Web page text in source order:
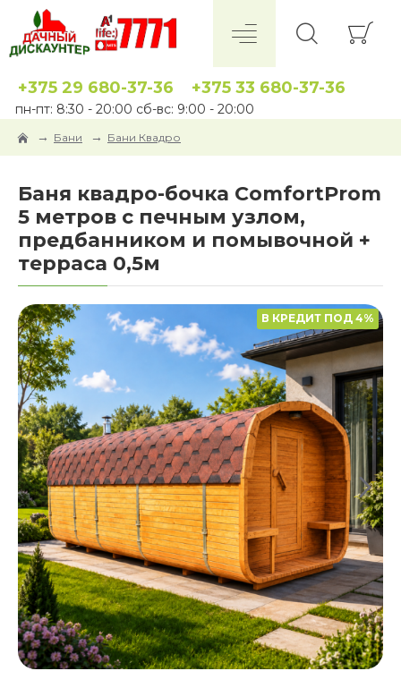
+375 29 680-37-36 +375 33 680-37-36
пн-пт: 8:30 - 20:00 сб-вс: 9:00 - 20:00
Бани Бани Квадро
Баня квадро-бочка ComfortProm
5 метров с печным узлом,
предбанником и помывочной +
терраса 0,5м
В КРЕДИТ ПОД 4%